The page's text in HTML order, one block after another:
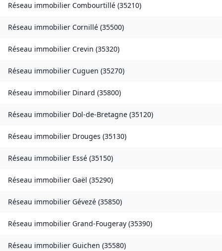
Réseau immobilier Combourtillé (35210)
Réseau immobilier Cornillé (35500)
Réseau immobilier Crevin (35320)
Réseau immobilier Cuguen (35270)
Réseau immobilier Dinard (35800)
Réseau immobilier Dol-de-Bretagne (35120)
Réseau immobilier Drouges (35130)
Réseau immobilier Essé (35150)
Réseau immobilier Gaël (35290)
Réseau immobilier Gévezé (35850)
Réseau immobilier Grand-Fougeray (35390)
Réseau immobilier Guichen (35580)